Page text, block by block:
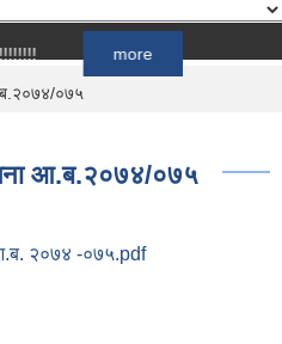
०७५
आ.ब.२०७४/०७५
आ.ब. २०७४ -०७५.pdf